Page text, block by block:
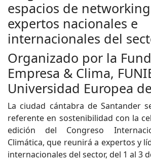
espacios de
expertos nacionales e
internacionales del
Organizado por la
Empresa & Clima,
Universidad Europea
La ciudad cántabra de Santander
referente en sostenibilidad con la
edición del Congreso
Climática, que reunirá a expertos y
internacionales del sector, del 1 al 3